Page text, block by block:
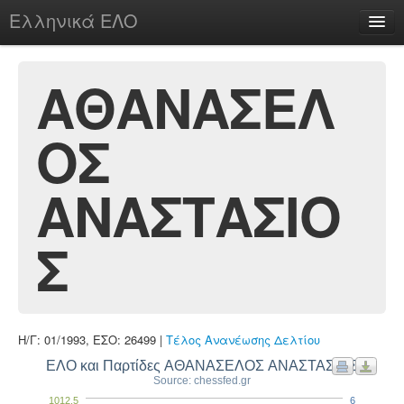
Ελληνικά ΕΛΟ
chesstu.be @ discord
Login
ΑΘΑΝΑΣΕΛ
ΟΣ
ΑΝΑΣΤΑΣΙΟ
Σ
Η/Γ: 01/1993, ΕΣΟ: 26499 | Τέλος Ανανέωσης Δελτίου
ΕΛΟ και Παρτίδες ΑΘΑΝΑΣΕΛΟΣ ΑΝΑΣΤΑΣΙΟΣ
Source: chessfed.gr
1012.5 6